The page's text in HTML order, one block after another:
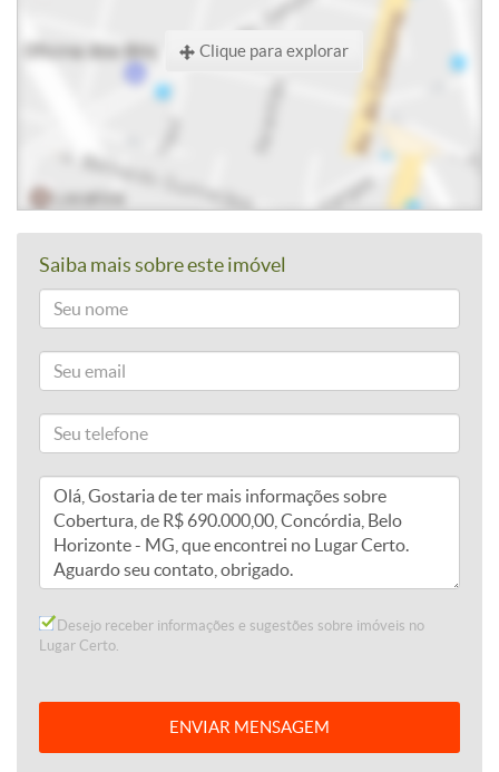
Clique para explorar
Saiba mais sobre este imóvel
Desejo receber informações e sugestões sobre imóveis no
Lugar Certo.
ENVIAR MENSAGEM